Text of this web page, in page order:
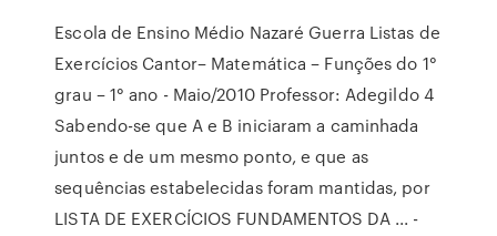
Escola de Ensino Médio Nazaré Guerra Listas de
Exercícios Cantor– Matemática – Funções do 1°
grau – 1° ano - Maio/2010 Professor: Adegildo 4
Sabendo-se que A e B iniciaram a caminhada
juntos e de um mesmo ponto, e que as
sequências estabelecidas foram mantidas, por
LISTA DE EXERCÍCIOS FUNDAMENTOS DA ... -